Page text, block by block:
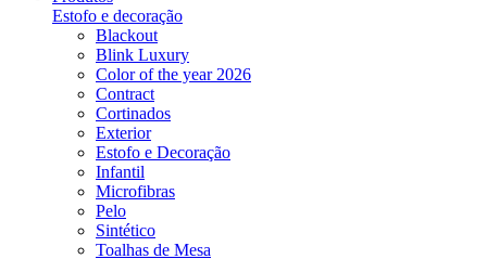
Estofo e decoração
Blackout
Blink Luxury
Color of the year 2026
Contract
Cortinados
Exterior
Estofo e Decoração
Infantil
Microfibras
Pelo
Sintético
Toalhas de Mesa